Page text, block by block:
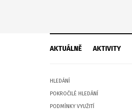
AKTUÁLNĚ AKTIVITY
HLEDÁNÍ
POKROČILÉ HLEDÁNÍ
PODMÍNKY VYUŽITÍ